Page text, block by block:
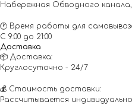
Набережная Обводного
🕐 Время работы для
С 9:00 до 21:00
Доставка
📦 Доставка:
Круглосуточно - 24/7
💰 Стоимость доставки:
Рассчитывается